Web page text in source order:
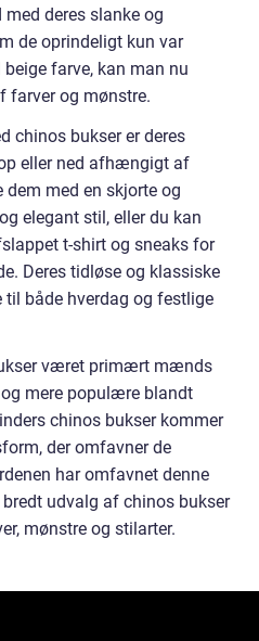
med deres slanke og
de oprindeligt kun var
farve, kan man nu
farver og mønstre.
chinos bukser er deres
eller ned afhængigt af
dem med en skjorte og
elegant stil, eller du kan
t-shirt og sneaks for
Deres tidløse og klassiske
til både hverdag og festlige
været primært mænds
mere populære blandt
chinos bukser kommer
der omfavner de
har omfavnet denne
udvalg af chinos bukser
mønstre og stilarter.